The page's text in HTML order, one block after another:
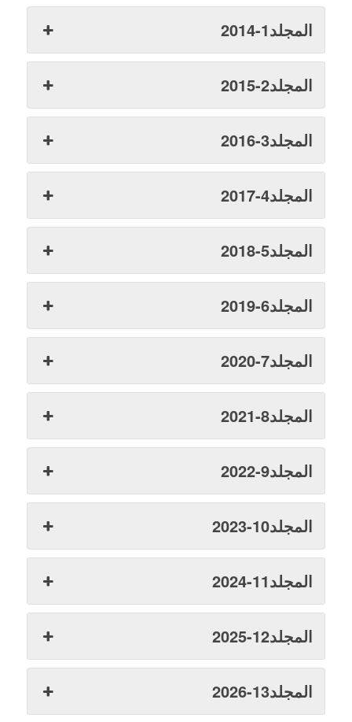
المجلد1-2014
المجلد2-2015
المجلد3-2016
المجلد4-2017
المجلد5-2018
المجلد6-2019
المجلد7-2020
المجلد8-2021
المجلد9-2022
المجلد10-2023
المجلد11-2024
المجلد12-2025
المجلد13-2026